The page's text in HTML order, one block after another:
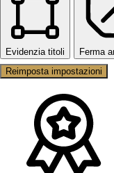
Evidenzia titoli Ferma
Reimposta impostazioni